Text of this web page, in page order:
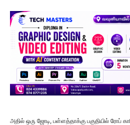
அதில் ஒரு ஜோடி, பள்ளத்தாக்கு பகுதியில் ரோப்